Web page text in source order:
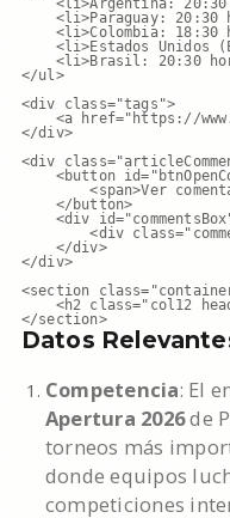
<li>Argentina:
<li>Paraguay: 20:30
<li>Colombia: 18:30
<li>Estados Unidos
<li>Brasil: 20:30
</ul>
<div class="tags">
<a href="https://
</div>
<div
<button
<span>Ver
    </button>
<div
<div
    </div>
</div>
<section
<h2 class="col12
</section>
Datos
Competencia: El
Apertura 2026de
torneos más
donde equipos
competiciones